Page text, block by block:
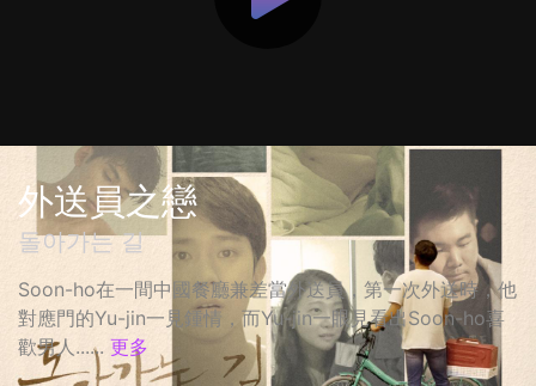
外送員之戀
돌아가는 길
Soon-ho在一間中國餐廳兼差當外送員，第一次外送時，他
對應門的Yu-jin一見鍾情，而Yu-jin一眼見看出Soon-ho喜
歡男人...... 更多